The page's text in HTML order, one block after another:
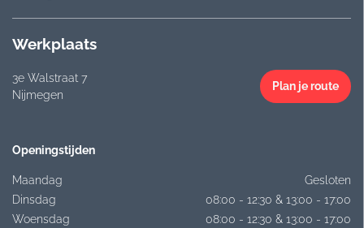
Werkplaats
3e Walstraat 7
Nijmegen
Plan je route
Openingstijden
Maandag
Gesloten
Dinsdag
08:00 - 12:30 & 13:00 - 17:00
Woensdag
08:00 - 12:30 & 13:00 - 17:00